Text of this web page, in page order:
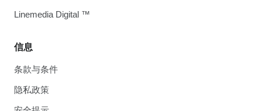
信息
条款与条件
隐私政策
Linemedia Digital ™